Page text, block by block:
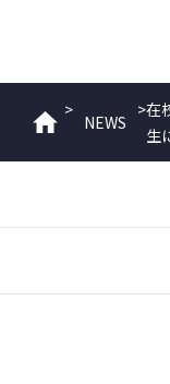
ホーム
>
NEWS
>在
生